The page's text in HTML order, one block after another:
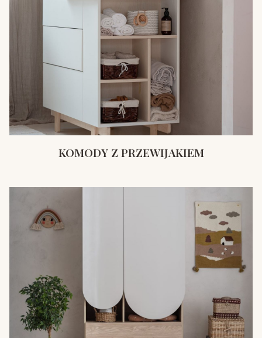
KOMODY Z PRZEWIJAKIEM